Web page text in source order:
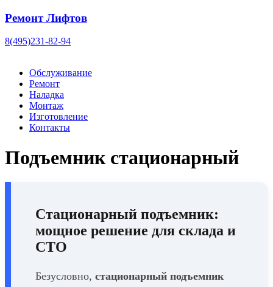
Ремонт Лифтов
8(495)231-82-94
Обслуживание
Ремонт
Наладка
Монтаж
Изготовление
Контакты
Подъемник стационарный
Стационарный подъемник:
мощное решение для склада и
СТО
Безусловно, стационарный подъемник